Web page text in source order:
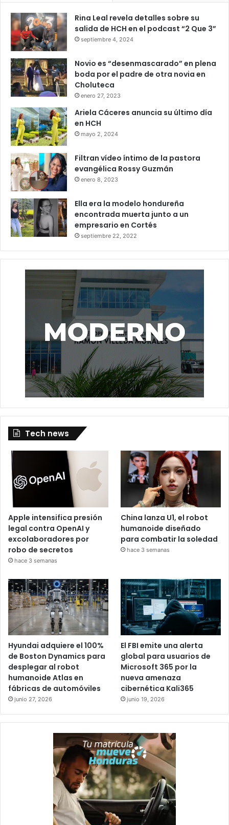
Rina Leal revela detalles sobre su
salida de HCH en el podcast “2 Que 3”
septiembre 4, 2024
Novio es “desenmascarado” en plena
boda por el padre de otra novia en
Choluteca
enero 27, 2023
Ariela Cáceres anuncia su último día
en HCH
mayo 2, 2024
Filtran vídeo íntimo de la pastora
evangélica Rossy Guzmán
enero 8, 2023
Ella era la modelo hondureña
encontrada muerta junto a un
empresario en Cortés
septiembre 22, 2022
Tech news
Apple intensifica presión
legal contra OpenAI y
excolaboradores por
robo de secretos
hace 3 semanas
China lanza U1, el robot
humanoide diseñado
para combatir la soledad
hace 3 semanas
Hyundai adquiere el 100%
de Boston Dynamics para
desplegar al robot
humanoide Atlas en
fábricas de automóviles
junio 27, 2026
El FBI emite una alerta
global para usuarios de
Microsoft 365 por la
nueva amenaza
cibernética Kali365
junio 19, 2026